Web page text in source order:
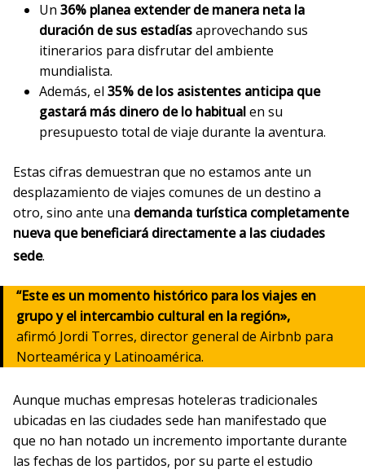
Un 36% planea extender de manera neta la
duración de sus estadíasaprovechando sus
itinerarios para disfrutar del ambiente
mundialista.
Además, el 35% de los asistentes anticipa que
gastará más dinero de lo habitualen su
presupuesto total de viaje durante la aventura.
Estas cifras demuestran que no estamos ante un
desplazamiento de viajes comunes de un destino a
otro, sino ante una demanda turística completamente
nueva que beneficiará directamente a las ciudades
sede.
“Este es un momento histórico para los viajes en
grupo y el intercambio cultural en la región»,
afirmó Jordi Torres, director general de Airbnb para
Norteamérica y Latinoamérica.
Aunque muchas empresas hoteleras tradicionales
ubicadas en las ciudades sede han manifestado que
que no han notado un incremento importante durante
las fechas de los partidos, por su parte el estudio